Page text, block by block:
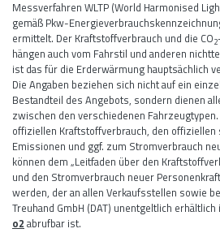
Messverfahren WLTP (World Harmonised
gemäß Pkw-
ermittelt. Der Kraftstoffverbrauch und die CO2
hängen auch vom Fahrstil und anderen
ist das für die Erderwärmung hauptsächlich
Die Angaben beziehen sich nicht auf ein
Bestandteil des Angebots, sondern dienen
zwischen den verschiedenen
offiziellen Kraftstoffverbrauch, den offiziellen
Emissionen und ggf. zum Stromverbrauch
können dem „Leitfaden über den
und den Stromverbrauch neuer
werden, der an allen Verkaufsstellen sowie
Treuhand GmbH (DAT) unentgeltlich
o2 abrufbar ist.